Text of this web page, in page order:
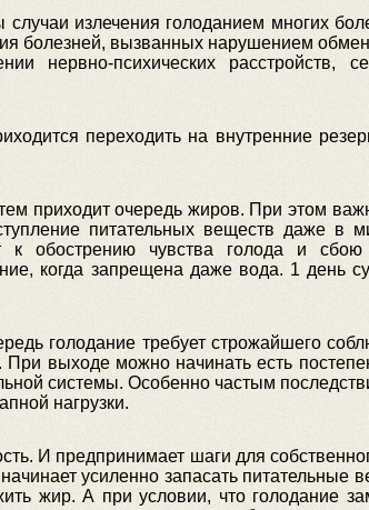
излечения голоданием многих
болезней, вызванных нарушением
психических расстройств,
переходить на внутренние
приходит очередь жиров. При этом
питательных веществ даже в
к обострению чувства голода и
когда запрещена даже вода. 1 день
голодание требует строжайшего
При выходе можно начинать есть
системы. Особенно частым
нагрузки.
И предпринимает шаги для
усиленно запасать питательные
жир. А при условии, что голодание